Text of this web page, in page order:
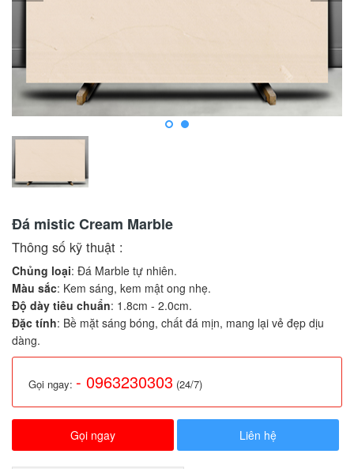
Đá mistic Cream Marble
Thông số kỹ thuật :
Chủng loại: Đá Marble tự nhiên.
Màu sắc: Kem sáng, kem mật ong nhẹ.
Độ dày tiêu chuẩn: 1.8cm - 2.0cm.
Đặc tính: Bề mặt sáng bóng, chất đá mịn, mang lại vẻ đẹp dịu
dàng.
Gọi ngay: - 0963230303 (24/7)
Gọi ngay Liên hệ